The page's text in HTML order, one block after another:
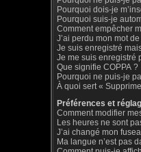
Pourquoi dois-je
Pourquoi suis-je
Comment empêcher
J’ai perdu mon mot
Je suis enregistré
Je me suis enregistré
Que signifie COPPA ?
Pourquoi ne puis-je
À quoi sert «
Préférences et
Comment modifier
Les heures ne sont
J’ai changé mon
Ma langue n’est pas